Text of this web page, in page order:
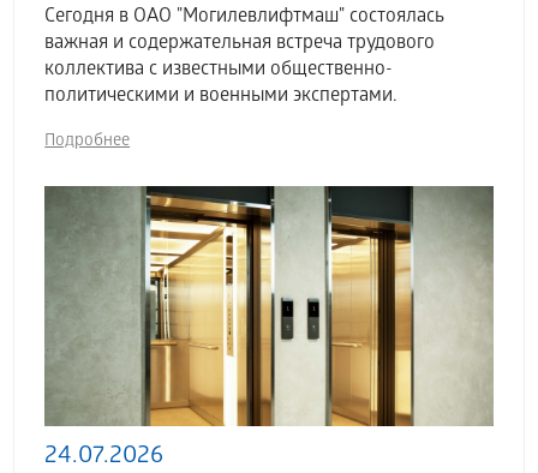
Сегодня в ОАО "Могилевлифтмаш" состоялась
важная и содержательная встреча трудового
коллектива с известными общественно-
политическими и военными экспертами.
Подробнее
24.07.2026